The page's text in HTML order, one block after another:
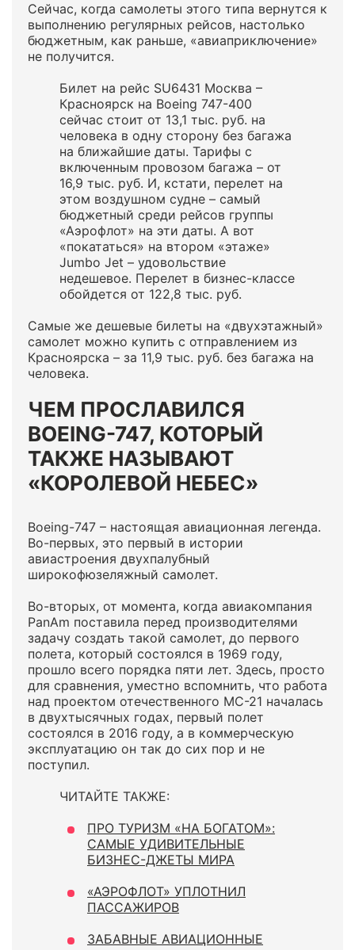
Сейчас, когда самолеты этого типа вернутся к
выполнению регулярных рейсов, настолько
бюджетным, как раньше, «авиаприключение»
не получится.
Билет на рейс SU6431 Москва –
Красноярск на Boeing 747-400
сейчас стоит от 13,1 тыс. руб. на
человека в одну сторону без багажа
на ближайшие даты. Тарифы с
включенным провозом багажа – от
16,9 тыс. руб. И, кстати, перелет на
этом воздушном судне – самый
бюджетный среди рейсов группы
«Аэрофлот» на эти даты. А вот
«покататься» на втором «этаже»
Jumbo Jet – удовольствие
недешевое. Перелет в бизнес-классе
обойдется от 122,8 тыс. руб.
Самые же дешевые билеты на «двухэтажный»
самолет можно купить с отправлением из
Красноярска – за 11,9 тыс. руб. без багажа на
человека.
ЧЕМ ПРОСЛАВИЛСЯ
BOEING-747, КОТОРЫЙ
ТАКЖЕ НАЗЫВАЮТ
«КОРОЛЕВОЙ НЕБЕС»
Boeing-747 – настоящая авиационная легенда.
Во-первых, это первый в истории
авиастроения двухпалубный
широкофюзеляжный самолет.
Во-вторых, от момента, когда авиакомпания
PanAm поставила перед производителями
задачу создать такой самолет, до первого
полета, который состоялся в 1969 году,
прошло всего порядка пяти лет. Здесь, просто
для сравнения, уместно вспомнить, что работа
над проектом отечественного МС-21 началась
в двухтысячных годах, первый полет
состоялся в 2016 году, а в коммерческую
эксплуатацию он так до сих пор и не
поступил.
ЧИТАЙТЕ ТАКЖЕ:
ПРО ТУРИЗМ «НА БОГАТОМ»:
САМЫЕ УДИВИТЕЛЬНЫЕ
БИЗНЕС-ДЖЕТЫ МИРА
«АЭРОФЛОТ» УПЛОТНИЛ
ПАССАЖИРОВ
ЗАБАВНЫЕ АВИАЦИОННЫЕ